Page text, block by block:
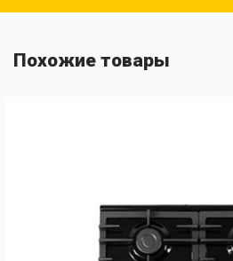
Похожие товары